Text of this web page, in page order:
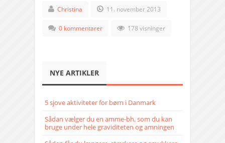
Christina 11. november 2013
0 kommentarer 178 visninger
NYE ARTIKLER
5 sjove aktiviteter for børn i Danmark
Sådan vælger du en amme-bh, som du kan
bruge under hele graviditeten og amningen